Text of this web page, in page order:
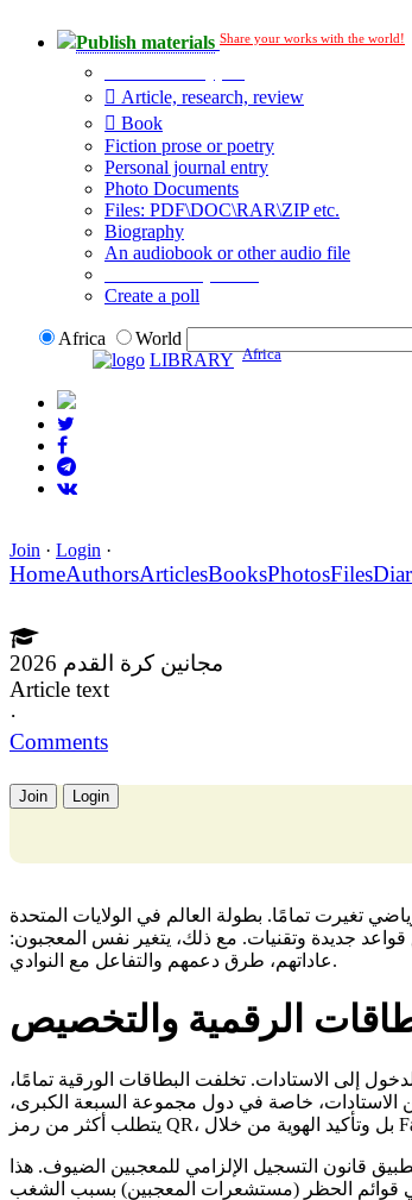
Publish materials Share your works with the world!
Article, research, review
Book
Fiction prose or poetry
Personal journal entry
Photo Documents
Files: PDF\DOC\RAR\ZIP etc.
Biography
An audiobook or other audio file
Create a poll
Africa
World
LIBRARY Africa
Join · Login ·
HomeAuthorsArticlesBooksPhotosFiles
مجانين كرة القدم 2026
Article text
·
Comments
Join Login
رياضي تغيرت تمامًا. بطولة العالم في الولايات المتحدة
جديدة وتقنيات. مع ذلك، يتغير نفس المعجبون:
عاداتهم، طرق دعمهم والتفاعل مع النوادي.
الرقمية والتخصيص
إلى الرقمنة في الدخول إلى الاستادات. تخلفت البطاقات الورقية تمامًا،
الاستادات، خاصة في دول مجموعة السبعة الكبرى،
قانون التسجيل الإلزامي للمعجبين الضيوف. هذا